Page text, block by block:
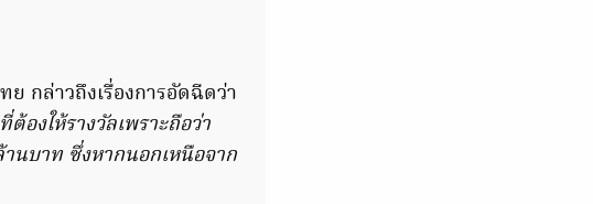
ย กล่าวถึงเรื่องการอัดฉีดว่า
องให้รางวัลเพราะถือว่า
นบาท ซึ่งหากนอกเหนือจาก